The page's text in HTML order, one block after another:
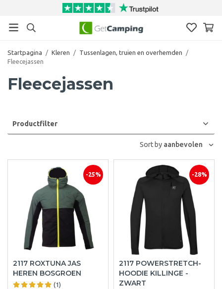
Startpagina / Kleren / Tussenlagen, truien en overhemden
/
Fleecejassen
Fleecejassen
Productfilter
Sort by aanbevolen
-25%
2117 ROXTUNA JAS
HEREN BOSGROEN
(1)
-28%
2117 POWERSTRETCH-
HOODIE KILLINGE -
ZWART